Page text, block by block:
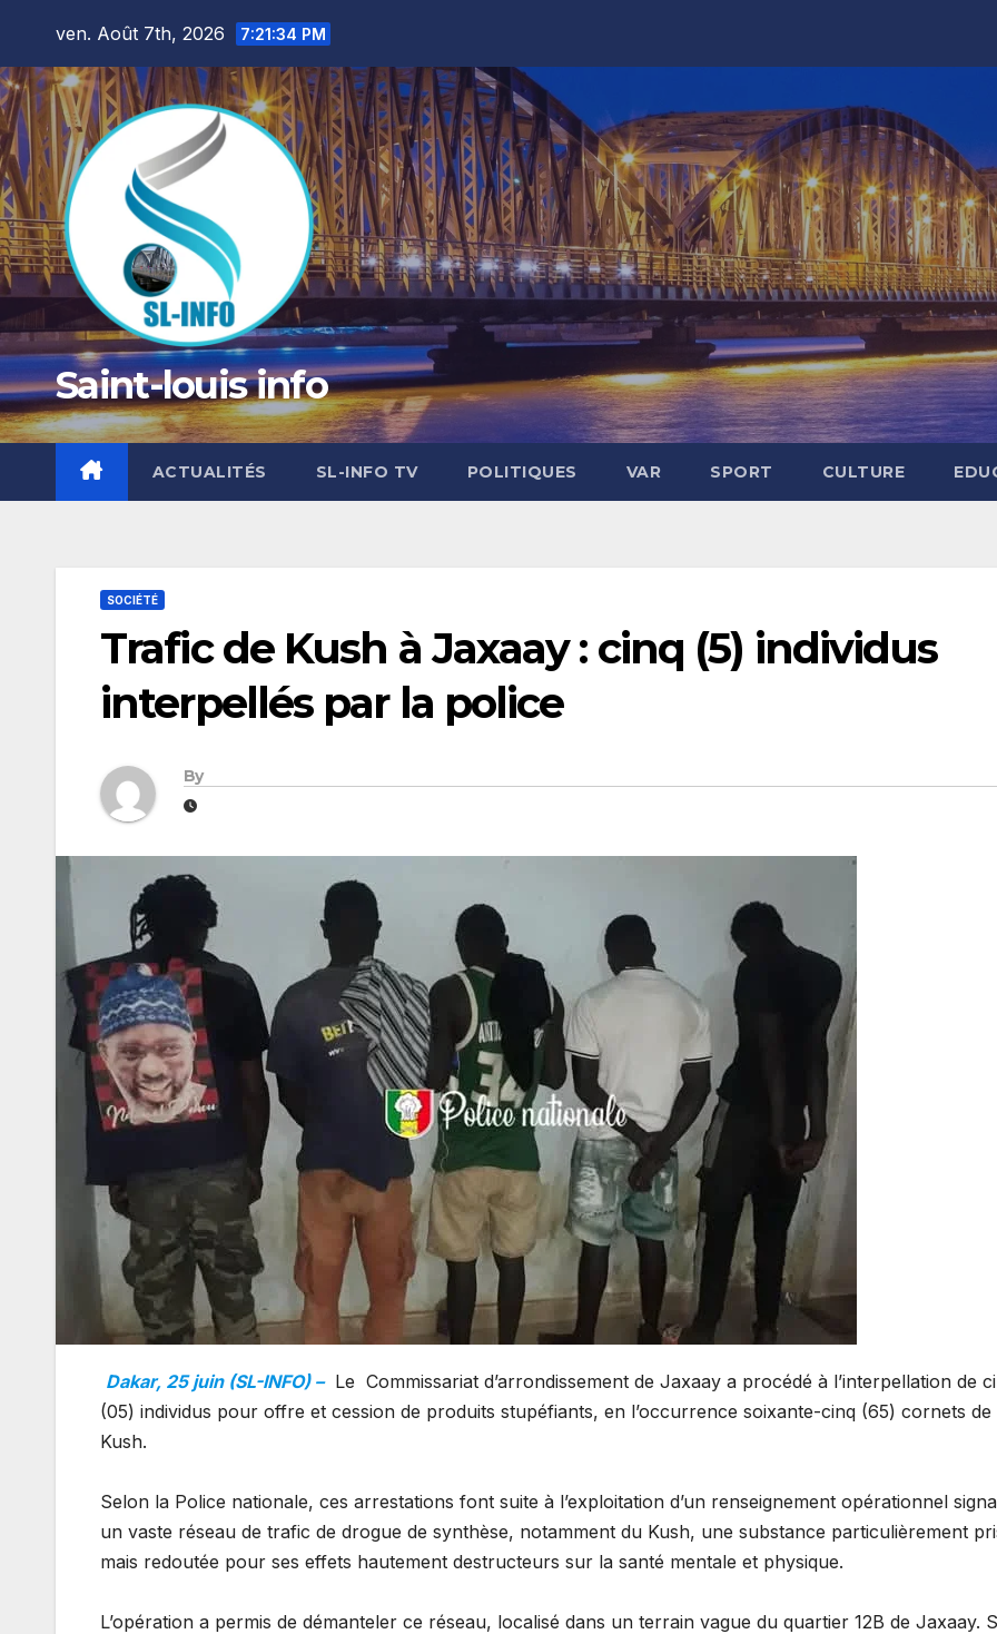
content
ven. Août 7th, 2026 7:21:35 PM
Saint-louis info
ACTUALITÉS SL-INFO TV POLITIQUES VAR SPORT CULTURE
SOCIÉTÉ
Trafic de Kush à Jaxaay : cinq (5) individus
interpellés par la police
By
Dakar, 25 juin (SL-INFO) – Le Commissariat d’arrondissement de Jaxaay a procédé à l’interpellation de
(05) individus pour offre et cession de produits stupéfiants, en l’occurrence soixante-cinq (65) cornets de
Kush.
Selon la Police nationale, ces arrestations font suite à l’exploitation d’un renseignement opérationnel
un vaste réseau de trafic de drogue de synthèse, notamment du Kush, une substance particulièrement
mais redoutée pour ses effets hautement destructeurs sur la santé mentale et physique.
L’opération a permis de démanteler ce réseau, localisé dans un terrain vague du quartier 12B de Jaxaay.